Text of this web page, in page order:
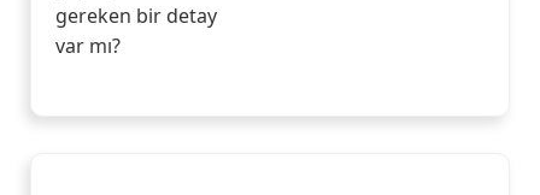
gereken bir detay
var mı?